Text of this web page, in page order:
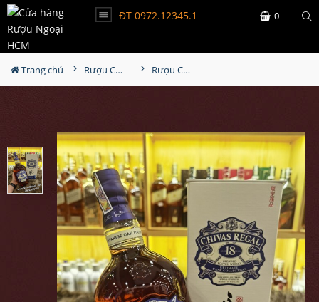
ĐT 0972.12345.1 0
Trang chủ Rượu Chivas Rượu Chivas 18 Năm Ultimate Cask Collection